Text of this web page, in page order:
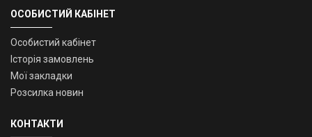
ОСОБИСТИЙ КАБІНЕТ
Особистий кабінет
Історія замовлень
Мої закладки
Розсилка новин
КОНТАКТИ